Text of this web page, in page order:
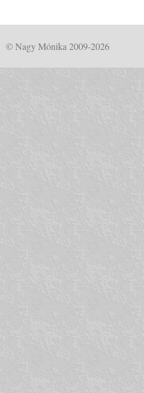
© Nagy Mónika 2009-2026